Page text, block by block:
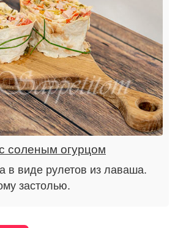
соленым огурцом
в виде рулетов из лаваша.
застолью.